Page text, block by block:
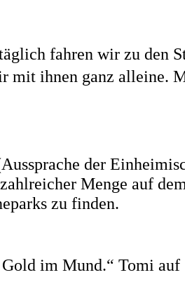
fahren wir zu den
mit ihnen ganz alleine.
der
Menge auf
zu finden.
im Mund.“ Tomi